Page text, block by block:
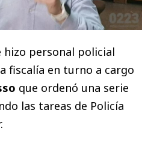
hizo personal policial
fiscalía en turno a cargo
que ordenó una serie
las tareas de Policía